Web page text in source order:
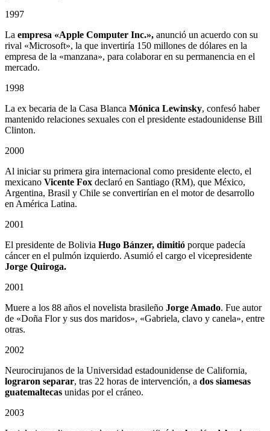
1997
La empresa «Apple Computer Inc.», anunció un acuerdo con su
rival «Microsoft», la que invertiría 150 millones de dólares en la
empresa de la «manzana», para colaborar en su permanencia en el
mercado.
1998
La ex becaria de la Casa Blanca Mónica Lewinsky, confesó haber
mantenido relaciones sexuales con el presidente estadounidense Bill
Clinton.
2000
Al iniciar su primera gira internacional como presidente electo, el
mexicano Vicente Fox declaró en Santiago (RM), que México,
Argentina, Brasil y Chile se convertirían en el motor de desarrollo
en América Latina.
2001
El presidente de Bolivia Hugo Bánzer, dimitió porque padecía
cáncer en el pulmón izquierdo. Asumió el cargo el vicepresidente
Jorge Quiroga.
2001
Muere a los 88 años el novelista brasileño Jorge Amado. Fue autor
de «Doña Flor y sus dos maridos», «Gabriela, clavo y canela», entre
otras.
2002
Neurocirujanos de la Universidad estadounidense de California,
lograron separar, tras 22 horas de intervención, a dos siamesas
guatemaltecas unidas por el cráneo.
2003